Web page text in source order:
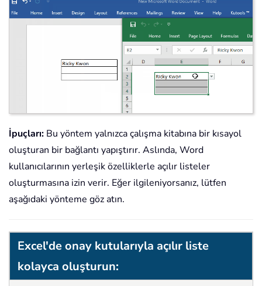
İpuçları: Bu yöntem yalnızca çalışma kitabına bir kısayol
oluşturan bir bağlantı yapıştırır. Aslında, Word
kullanıcılarının yerleşik özelliklerle açılır listeler
oluşturmasına izin verir. Eğer ilgileniyorsanız, lütfen
aşağıdaki yönteme göz atın.
Excel'de onay kutularıyla açılır liste
kolayca oluşturun: